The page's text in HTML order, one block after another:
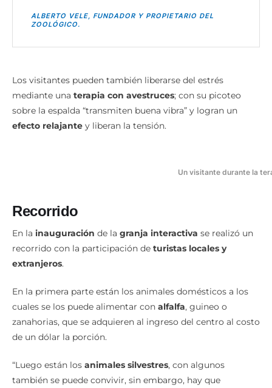
ALBERTO VELE, FUNDADOR Y PROPIETARIO DEL
ZOOLÓGICO.
Los visitantes pueden también liberarse del estrés
mediante una terapia con avestruces; con su picoteo
sobre la espalda “transmiten buena vibra” y logran un
efecto relajante y liberan la tensión.
Un visitante durante la
Recorrido
En la inauguración de la granja interactiva se realizó un
recorrido con la participación de turistas locales y
extranjeros.
En la primera parte están los animales domésticos a los
cuales se los puede alimentar con alfalfa, guineo o
zanahorias, que se adquieren al ingreso del centro al costo
de un dólar la porción.
“Luego están los animales silvestres, con algunos
también se puede convivir, sin embargo, hay que